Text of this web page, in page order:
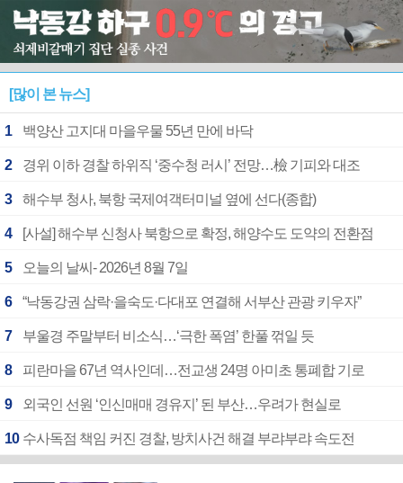
[많이 본 뉴스]
1 백양산 고지대 마을우물 55년 만에 바닥
2 경위 이하 경찰 하위직 ‘중수청 러시’ 전망…檢 기피와 대조
3 해수부 청사, 북항 국제여객터미널 옆에 선다(종합)
4 [사설] 해수부 신청사 북항으로 확정, 해양수도 도약의 전환점
5 오늘의 날씨- 2026년 8월 7일
6 “낙동강권 삼락·을숙도·다대포 연결해 서부산 관광 키우자”
7 부울경 주말부터 비소식…‘극한 폭염’ 한풀 꺾일 듯
8 피란마을 67년 역사인데…전교생 24명 아미초 통폐합 기로
9 외국인 선원 ‘인신매매 경유지’ 된 부산…우려가 현실로
10 수사독점 책임 커진 경찰, 방치사건 해결 부랴부랴 속도전